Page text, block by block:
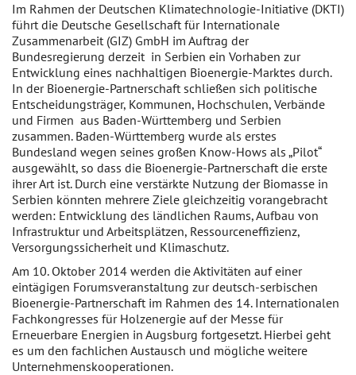
Im Rahmen der Deutschen Klimatechnologie-Initiative (DKTI)
führt die Deutsche Gesellschaft für Internationale
Zusammenarbeit (GIZ) GmbH im Auftrag der
Bundesregierung derzeit in Serbien ein Vorhaben zur
Entwicklung eines nachhaltigen Bioenergie-Marktes durch.
In der Bioenergie-Partnerschaft schließen sich politische
Entscheidungsträger, Kommunen, Hochschulen, Verbände
und Firmen aus Baden-Württemberg und Serbien
zusammen. Baden-Württemberg wurde als erstes
Bundesland wegen seines großen Know-Hows als „Pilot“
ausgewählt, so dass die Bioenergie-Partnerschaft die erste
ihrer Art ist. Durch eine verstärkte Nutzung der Biomasse in
Serbien könnten mehrere Ziele gleichzeitig vorangebracht
werden: Entwicklung des ländlichen Raums, Aufbau von
Infrastruktur und Arbeitsplätzen, Ressourceneffizienz,
Versorgungssicherheit und Klimaschutz.
Am 10. Oktober 2014 werden die Aktivitäten auf einer
eintägigen Forumsveranstaltung zur deutsch-serbischen
Bioenergie-Partnerschaft im Rahmen des 14. Internationalen
Fachkongresses für Holzenergie auf der Messe für
Erneuerbare Energien in Augsburg fortgesetzt. Hierbei geht
es um den fachlichen Austausch und mögliche weitere
Unternehmenskooperationen.